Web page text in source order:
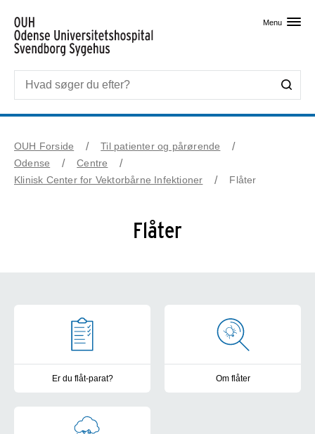
Menu
OUH Forside
Til patienter og pårørende
Odense
Centre
Klinisk Center for Vektorbårne Infektioner
Flåter
Flåter
Er du flåt-parat? Om flåter